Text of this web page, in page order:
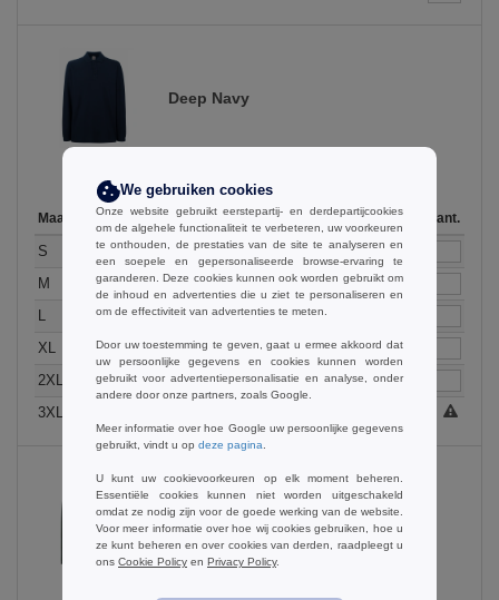
Deep Navy
Maat 1-11 12-35 36 + Op voorraad Aant.
S € 17.99 €14.99 €11.99
17
M
€17.99 €14.99 €11.99
362
L
€17.99 €14.99 €11.99
XL
€17.99 €14.99 €11.99
49
2XL
€17.99 €14.99 €11.99
18
3XL
Forest Green
We gebruiken cookies
Onze website gebruikt eerstepartij- en derdepartijcookies
om de algehele functionaliteit te verbeteren, uw voorkeuren
te onthouden, de prestaties van de site te analyseren en
een soepele en gepersonaliseerde browse-ervaring te
garanderen. Deze cookies kunnen ook worden gebruikt om
de inhoud en advertenties die u ziet te personaliseren en
om de effectiviteit van advertenties te meten.
Door uw toestemming te geven, gaat u ermee akkoord dat
uw persoonlijke gegevens en cookies kunnen worden
gebruikt voor advertentiepersonalisatie en analyse, onder
andere door onze partners, zoals Google.
Meer informatie over hoe Google uw persoonlijke gegevens
gebruikt, vindt u op deze pagina
U kunt uw cookievoorkeuren op elk moment beheren.
Essentiële cookies kunnen niet worden uitgeschakeld
omdat ze nodig zijn voor de goede werking van de website.
Voor meer informatie over hoe wij cookies gebruiken, hoe u
ze kunt beheren en over cookies van derden, raadpleegt u
ons Cookie Policy en Privacy Policy.